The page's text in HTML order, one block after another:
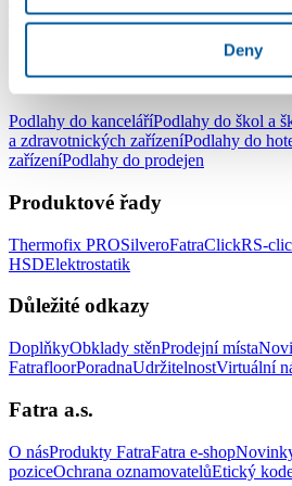
Deny
do ložnicePodlahy do kuchyněPodlahy
Podlahy pro komerční užití
Podlahy do kanceláříPodlahy do škol a
a zdravotnických zařízeníPodlahy do
zařízeníPodlahy do prodejen
Produktové řady
Thermofix PROSilveroFatraClickRS-
HSDElektrostatik
Důležité odkazy
DoplňkyObklady stěnProdejní místa
FatrafloorPoradnaUdržitelnostVirtuální
Fatra a.s.
O násProdukty FatraFatra e-shop
poziceOchrana oznamovatelůEtický